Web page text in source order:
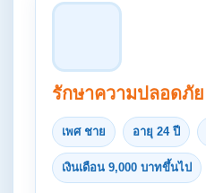
รักษาความปลอดภัย
เพศ ชาย อายุ 24 ปี
เงินเดือน 9,000 บาทขึ้นไป